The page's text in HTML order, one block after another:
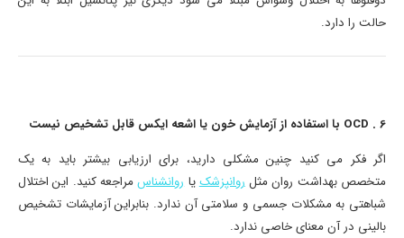
حالت را دارد.
6 . OCD با استفاده از آزمایش خون یا اشعه ایکس قابل تشخیص نیست
اگر فکر می کنید چنین مشکلی دارید، برای ارزیابی بیشتر باید به یک
متخصص بهداشت روان مثلروانپزشکیاروانشناسمراجعه کنید. این اختلال
شباهتی به مشکلات جسمی و سلامتی آن ندارد. بنابراین آزمایشات تشخیص
بالینی در آن معنای خاصی ندارد.